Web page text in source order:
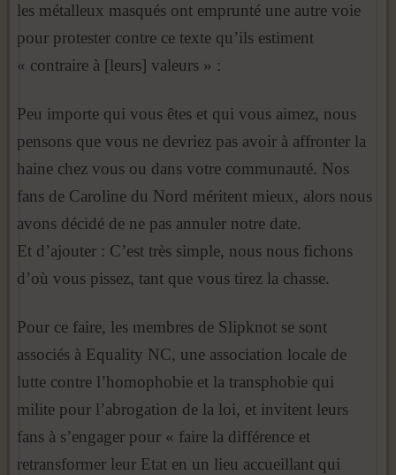
les métalleux masqués ont emprunté une autre voie
pour protester contre ce texte qu’ils estiment
« contraire à [leurs] valeurs » :
Peu importe qui vous êtes et qui vous aimez, nous
pensons que vous ne devriez pas avoir à affronter la
haine chez vous ou dans votre communauté. Nos
fans de Caroline du Nord méritent mieux, alors nous
avons décidé de ne pas annuler notre date.
Et d’ajouter : C’est très simple, nous nous fichons
d’où vous pissez, tant que vous tirez la chasse.
Pour ce faire, les membres de Slipknot se sont
associés à Equality NC, une association locale de
lutte contre l’homophobie et la transphobie qui
milite pour l’abrogation de la loi, et invitent leurs
fans à s’engager pour « faire la différence et
retransformer leur Etat en un lieu accueillant qui